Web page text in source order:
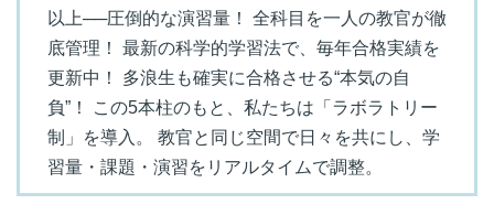
以上──圧倒的な演習量！ 全科目を一人の教官が徹
底管理！ 最新の科学的学習法で、毎年合格実績を
更新中！ 多浪生も確実に合格させる“本気の自
負”！ この5本柱のもと、私たちは「ラボラトリー
制」を導入。 教官と同じ空間で日々を共にし、学
習量・課題・演習をリアルタイムで調整。